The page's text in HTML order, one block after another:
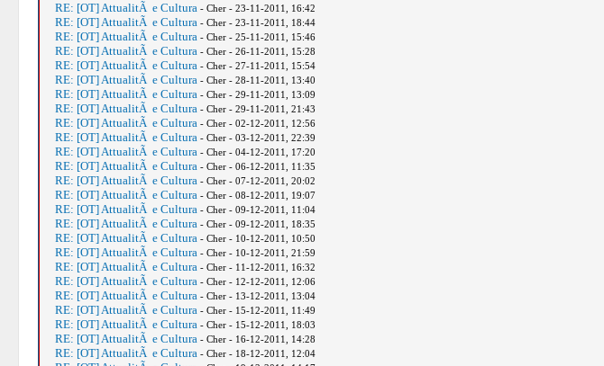
RE: [OT] AttualitÃ e Cultura - Cher - 23-11-2011, 16:42
RE: [OT] AttualitÃ e Cultura - Cher - 23-11-2011, 18:44
RE: [OT] AttualitÃ e Cultura - Cher - 25-11-2011, 15:46
RE: [OT] AttualitÃ e Cultura - Cher - 26-11-2011, 15:28
RE: [OT] AttualitÃ e Cultura - Cher - 27-11-2011, 15:54
RE: [OT] AttualitÃ e Cultura - Cher - 28-11-2011, 13:40
RE: [OT] AttualitÃ e Cultura - Cher - 29-11-2011, 13:09
RE: [OT] AttualitÃ e Cultura - Cher - 29-11-2011, 21:43
RE: [OT] AttualitÃ e Cultura - Cher - 02-12-2011, 12:56
RE: [OT] AttualitÃ e Cultura - Cher - 03-12-2011, 22:39
RE: [OT] AttualitÃ e Cultura - Cher - 04-12-2011, 17:20
RE: [OT] AttualitÃ e Cultura - Cher - 06-12-2011, 11:35
RE: [OT] AttualitÃ e Cultura - Cher - 07-12-2011, 20:02
RE: [OT] AttualitÃ e Cultura - Cher - 08-12-2011, 19:07
RE: [OT] AttualitÃ e Cultura - Cher - 09-12-2011, 11:04
RE: [OT] AttualitÃ e Cultura - Cher - 09-12-2011, 18:35
RE: [OT] AttualitÃ e Cultura - Cher - 10-12-2011, 10:50
RE: [OT] AttualitÃ e Cultura - Cher - 10-12-2011, 21:59
RE: [OT] AttualitÃ e Cultura - Cher - 11-12-2011, 16:32
RE: [OT] AttualitÃ e Cultura - Cher - 12-12-2011, 12:06
RE: [OT] AttualitÃ e Cultura - Cher - 13-12-2011, 13:04
RE: [OT] AttualitÃ e Cultura - Cher - 15-12-2011, 11:49
RE: [OT] AttualitÃ e Cultura - Cher - 15-12-2011, 18:03
RE: [OT] AttualitÃ e Cultura - Cher - 16-12-2011, 14:28
RE: [OT] AttualitÃ e Cultura - Cher - 18-12-2011, 12:04